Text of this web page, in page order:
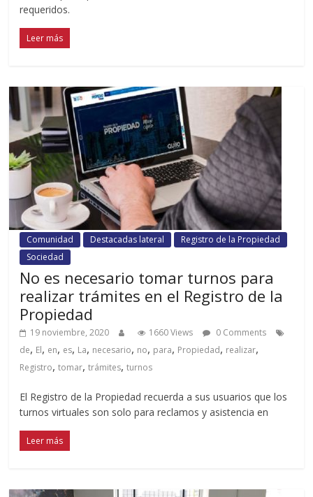
requeridos.
Leer más
Comunidad Destacadas lateral
Registro de la Propiedad
Sociedad
No es necesario tomar turnos para
realizar trámites en el Registro de la
Propiedad
19 noviembre, 2020 1660 Views
0 Comments
de, El, en, es, La, necesario, no, para, Propiedad, realizar,
Registro,tomar,trámites,turnos
El Registro de la Propiedad recuerda a sus usuarios que los
turnos virtuales son solo para reclamos y asistencia en
Leer más